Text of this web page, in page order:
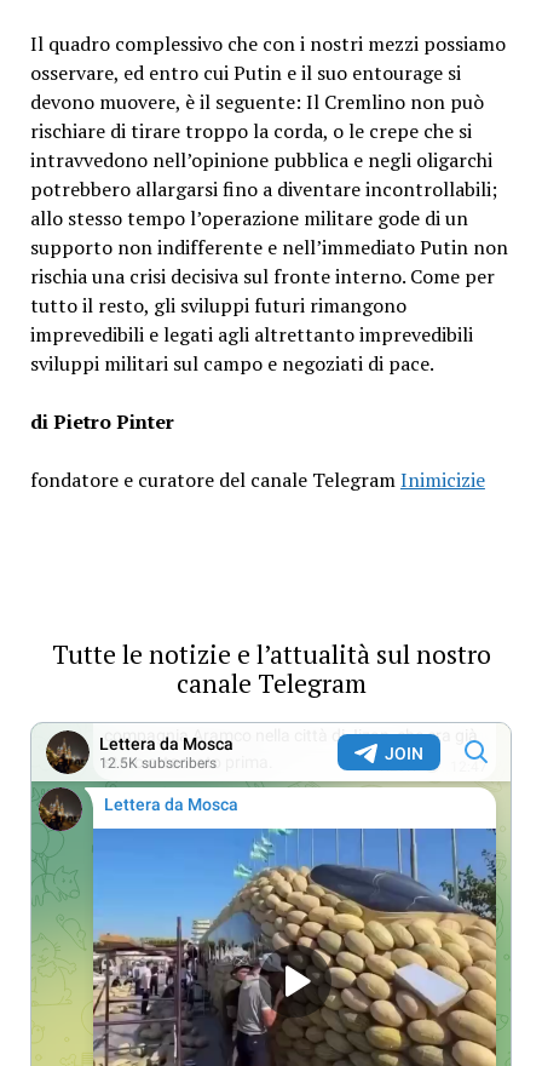
Il quadro complessivo che con i nostri mezzi possiamo
osservare, ed entro cui Putin e il suo entourage si
devono muovere, è il seguente: Il Cremlino non può
rischiare di tirare troppo la corda, o le crepe che si
intravvedono nell’opinione pubblica e negli oligarchi
potrebbero allargarsi fino a diventare incontrollabili;
allo stesso tempo l’operazione militare gode di un
supporto non indifferente e nell’immediato Putin non
rischia una crisi decisiva sul fronte interno. Come per
tutto il resto, gli sviluppi futuri rimangono
imprevedibili e legati agli altrettanto imprevedibili
sviluppi militari sul campo e negoziati di pace.
di Pietro Pinter
fondatore e curatore del canale TelegramInimicizie
Tutte le notizie e l’attualità sul nostro
canale Telegram